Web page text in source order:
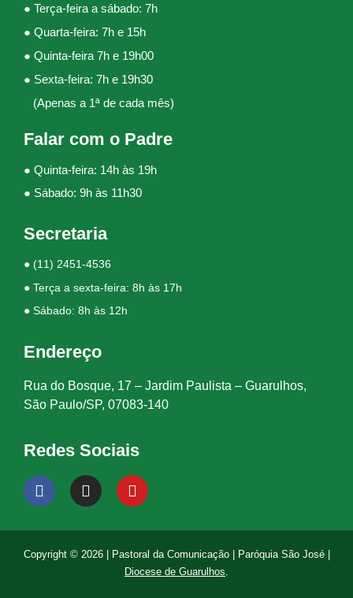
● Terça-feira a sábado: 7h
● Quarta-feira: 7h e 15h
● Quinta-feira 7h e 19h00
● Sexta-feira: 7h e 19h30
(Apenas a 1ª de cada mês)
Falar com o Padre
● Quinta-feira: 14h às 19h
● Sábado: 9h às 11h30
Secretaria
● (11) 2451-4536
● Terça a sexta-feira: 8h às 17h
● Sábado: 8h às 12h
Endereço
Rua do Bosque, 17 – Jardim Paulista – Guarulhos,
São Paulo/SP, 07083-140
Redes Sociais
Copyright © 2026 | Pastoral da Comunicação | Paróquia São José |
Diocese de Guarulhos